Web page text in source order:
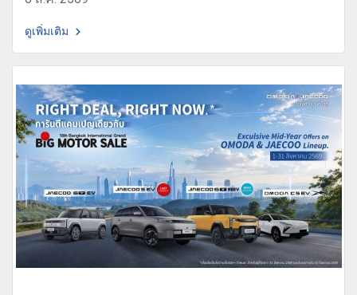
ดูเพิ่มเติม